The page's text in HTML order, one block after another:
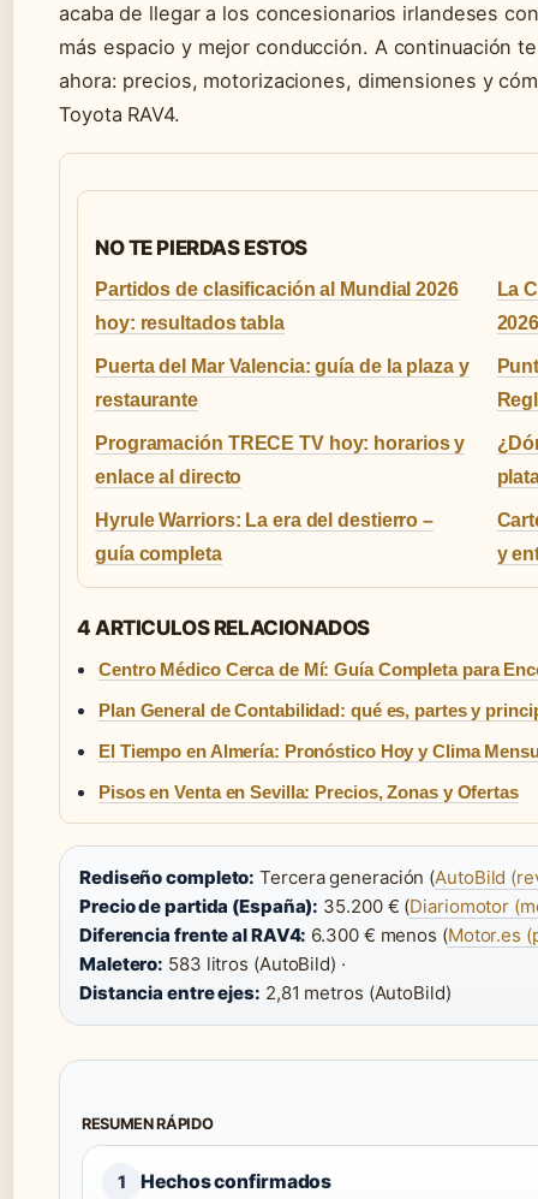
acaba de llegar a los concesionarios irlandeses
más espacio y mejor conducción. A continuación
ahora: precios, motorizaciones, dimensiones y
Toyota RAV4.
NO TE PIERDAS ESTOS
Partidos de clasificación al Mundial 2026
hoy: resultados tabla
La
Puerta del Mar Valencia: guía de la plaza y
restaurante
Programación TRECE TV hoy: horarios y
enlace al directo
Hyrule Warriors: La era del destierro –
guía completa
y
4 ARTICULOS RELACIONADOS
Centro Médico Cerca de Mí: Guía Completa para
Plan General de Contabilidad: qué es, partes y
El Tiempo en Almería: Pronóstico Hoy y Clima
Pisos en Venta en Sevilla: Precios, Zonas y Ofertas
Rediseño completo: Tercera generación (AutoBild
Precio de partida (España): 35.200 € (Diariomotor
Diferencia frente al RAV4: 6.300 € menos (Motor.es
Maletero: 583 litros (AutoBild) ·
Distancia entre ejes: 2,81 metros (AutoBild)
RESUMEN RÁPIDO
1 Hechos confirmados